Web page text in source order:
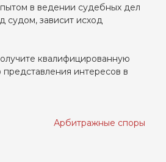
в ведении судебных дел
судом, зависит исход
квалифицированную
интересов в
Арбитражные споры